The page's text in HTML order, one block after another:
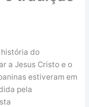
do
a Jesus Cristo e o
estiveram em
pela